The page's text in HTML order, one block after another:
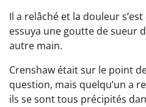
Il a relâché et la douleur
essuya une goutte de sueur
autre main.
Crenshaw était sur le point
question, mais quelqu’un a
ils se sont tous précipités